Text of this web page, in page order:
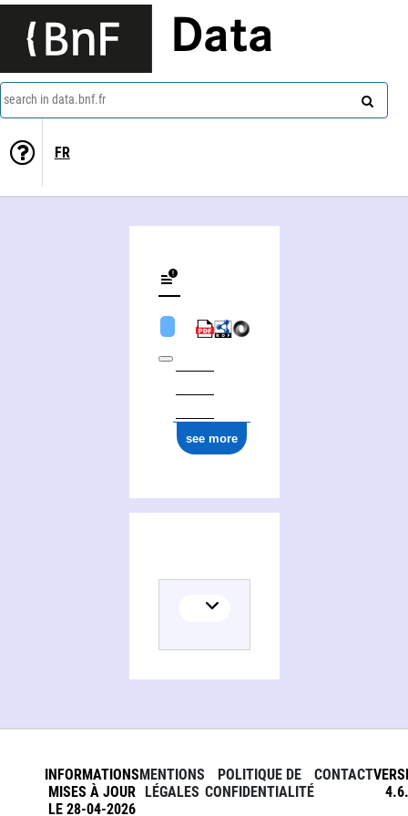
Data
search in data.bnf.fr
FR
see more
INFORMATIONS
MISES À JOUR
LE 28-04-2026
MENTIONS
LÉGALES
POLITIQUE DE
CONFIDENTIALITÉ
CONTACT